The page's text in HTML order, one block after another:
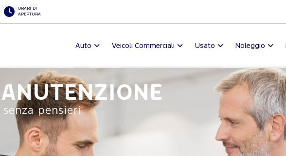
ORARI DI
APERTURA
Auto Veicoli Commerciali Usato Noleggio
pensieri